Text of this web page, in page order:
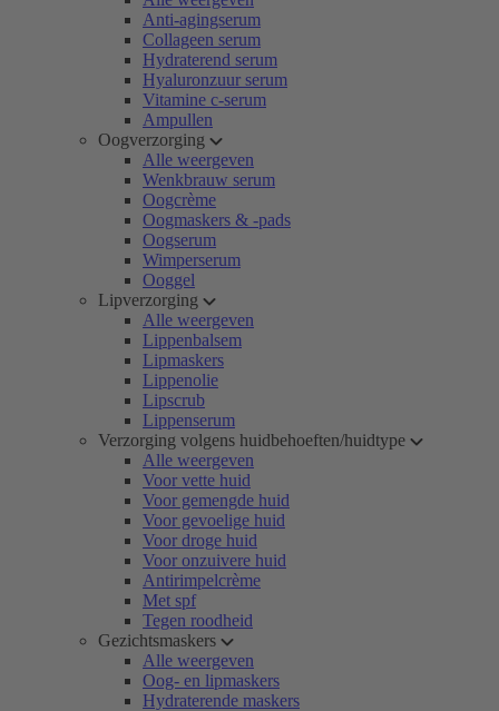
Anti-agingserum
Collageen serum
Hydraterend serum
Hyaluronzuur serum
Vitamine c-serum
Ampullen
Oogverzorging
Alle weergeven
Wenkbrauw serum
Oogcrème
Oogmaskers & -pads
Oogserum
Wimperserum
Ooggel
Lipverzorging
Alle weergeven
Lippenbalsem
Lipmaskers
Lippenolie
Lipscrub
Lippenserum
Verzorging volgens huidbehoeften/huidtype
Alle weergeven
Voor vette huid
Voor gemengde huid
Voor gevoelige huid
Voor droge huid
Voor onzuivere huid
Antirimpelcrème
Met spf
Tegen roodheid
Gezichtsmaskers
Alle weergeven
Oog- en lipmaskers
Hydraterende maskers